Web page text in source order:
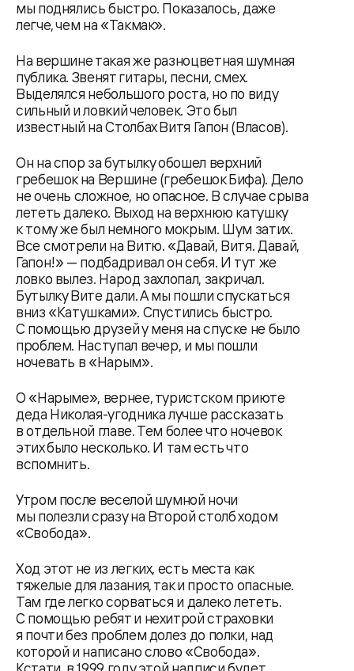
мы поднялись быстро. Показалось, даже
легче, чем на «Такмак».
На вершине такая же разноцветная шумная
публика. Звенят гитары, песни, смех.
Выделялся небольшого роста, но по виду
сильный и ловкий человек. Это был
известный на Столбах Витя Гапон (Власов).
Он на спор за бутылку обошел верхний
гребешок на Вершине (гребешок Бифа). Дело
не очень сложное, но опасное. В случае срыва
лететь далеко. Выход на верхнюю катушку
к тому же был немного мокрым. Шум затих.
Все смотрели на Витю. «Давай, Витя. Давай,
Гапон!» — подбадривал он себя. И тут же
ловко вылез. Народ захлопал, закричал.
Бутылку Вите дали. А мы пошли спускаться
вниз «Катушками». Спустились быстро.
С помощью друзей у меня на спуске не было
проблем. Наступал вечер, и мы пошли
ночевать в «Нарым».
О «Нарыме», вернее, туристском приюте
деда Николая-угодника лучше рассказать
в отдельной главе. Тем более что ночевок
этих было несколько. И там есть что
вспомнить.
Утром после веселой шумной ночи
мы полезли сразу на Второй столб ходом
«Свобода».
Ход этот не из легких, есть места как
тяжелые для лазания, так и просто опасные.
Там где легко сорваться и далеко лететь.
С помощью ребят и нехитрой страховки
я почти без проблем долез до полки, над
которой и написано слово «Свобода».